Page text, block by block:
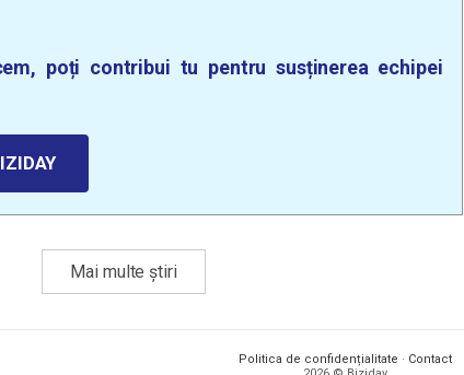
poți contribui tu pentru susținerea echipei
Mai multe știri
Politica de confidențialitate · Contact